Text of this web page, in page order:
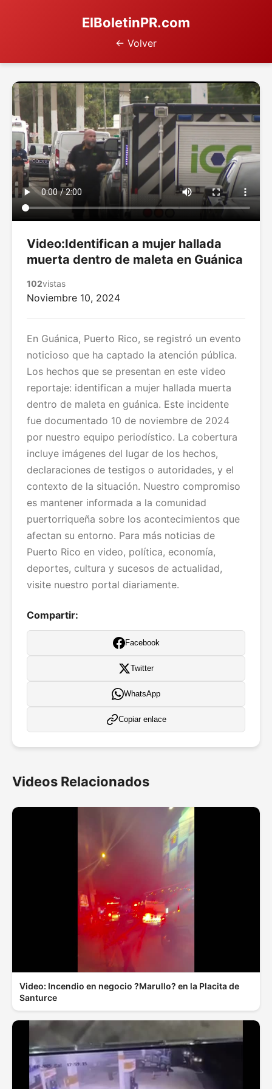
ElBoletinPR.com
← Volver
Video:Identifican a mujer hallada
muerta dentro de maleta en Guánica
102vistas
Noviembre 10, 2024
En Guánica, Puerto Rico, se registró un evento
noticioso que ha captado la atención pública.
Los hechos que se presentan en este video
reportaje: identifican a mujer hallada muerta
dentro de maleta en guánica. Este incidente
fue documentado 10 de noviembre de 2024
por nuestro equipo periodístico. La cobertura
incluye imágenes del lugar de los hechos,
declaraciones de testigos o autoridades, y el
contexto de la situación. Nuestro compromiso
es mantener informada a la comunidad
puertorriqueña sobre los acontecimientos que
afectan su entorno. Para más noticias de
Puerto Rico en video, política, economía,
deportes, cultura y sucesos de actualidad,
visite nuestro portal diariamente.
Compartir:
Facebook
Twitter
WhatsApp
Copiar enlace
Videos Relacionados
Video: Incendio en negocio ?Marullo? en la Placita de
Santurce